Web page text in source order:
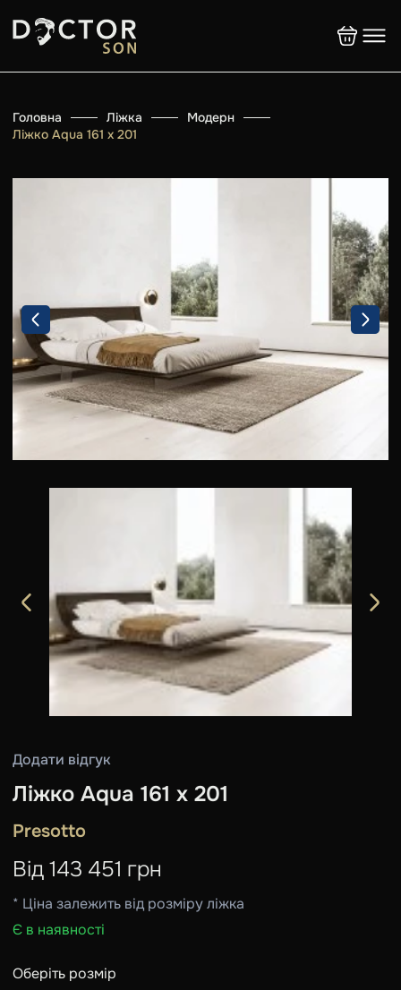
Головна Ліжка
Модерн
Ліжко Aqua 161 х 201
Додати відгук
Ліжко Aqua 161 х 201
Presotto
Від 143 451 грн
* Ціна залежить від розміру ліжка
Є в наявності
Оберіть розмір